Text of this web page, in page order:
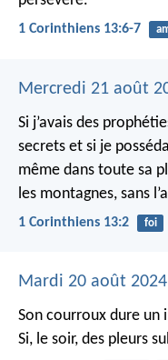
1 Corinthiens 13:6-7
Mercredi 21 août
Si j’avais des
secrets et si je
même dans toute sa
les montagnes, sans
1 Corinthiens 13:2 foi
Mardi 20 août 2024
Son courroux dure un
Si, le soir, des pleurs